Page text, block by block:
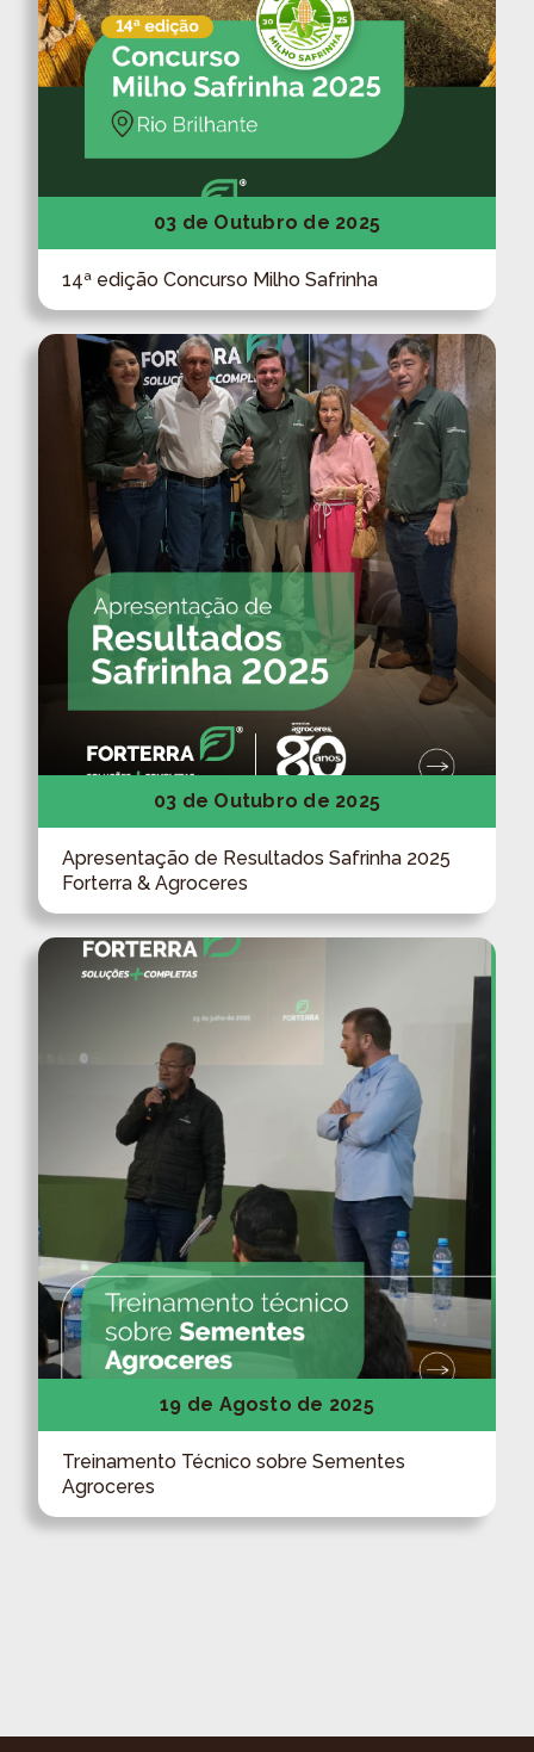
03 de Outubro de 2025
14ª edição Concurso Milho Safrinha
03 de Outubro de 2025
Apresentação de Resultados Safrinha 2025
Forterra & Agroceres
19 de Agosto de 2025
Treinamento Técnico sobre Sementes
Agroceres